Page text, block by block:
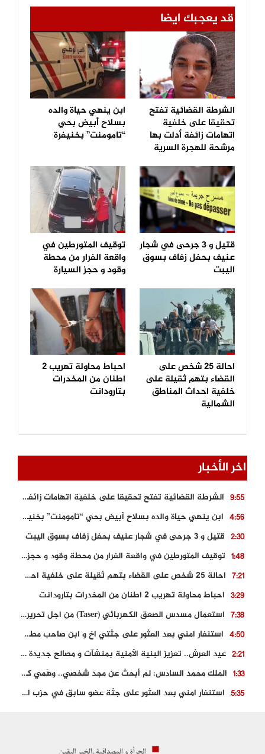
قد يعجبك ايضا
الشرطة القضائية تفتح
تحقيقا على خلفية
اتهامات زائفة أدلت بها
مرشحة للهجرة السرية
ابن ينهي حياة والده
بسلاح أبيض بحي
“تامومنت” بخنيفرة
قتيل و 3 جرحى في شجار
عنيف بحفل زفاف بسوق
اليبت
توقيف المتورطين في
واقعة الفرار من محطة
وقود و حجز السيارة
احالة 25 شخص على
القضاء بتهم ثقيلة على
خلفية احداث المناطق
الشمالية
احباط محاولة تهريب 2
اطنان من المخدرات
بتارودانت
اخر الأخبار
9:55
الشرطة القضائية تفتح تحقيقا على خلفية اتهامات زائفة أدلت بها مرشحة للهجرة السرية
4:56
ابن ينهي حياة والده بسلاح أبيض بحي “تامومنت” بخنيفرة
2:30 قتيل و 3 جرحى في شجار عنيف بحفل زفاف بسوق اليبت
1:48
توقيف المتورطين في واقعة الفرار من محطة وقود و حجز السيارة
7:21
احالة 25 شخص على القضاء بتهم ثقيلة على خلفية احداث المناطق الشمالية
3:29 احباط محاولة تهريب 2 اطنان من المخدرات بتارودانت
7:38
استعمال مسدس الصعق الكهربائي (Taser) من اجل تحرير شابة محتجزة
4:50
استنفار امني بعد العثور على جثتي اخ و ابن صاحب مطعم اسماك مشهور بطنجة
2:21
عيد العرش.. تعزيز البنية الأمنية بمنشآت و مصالح جديدة بكل من الحسيمة – فاس و الناظور
1:33
الملك محمد السادس: لم أبحث عن مجد شخصي.. وهَمي كرامة المغاربة
5:35
استنفار امني بعد العثور على جثة عضو سابق في حزب المصباح بالقنيطرة..